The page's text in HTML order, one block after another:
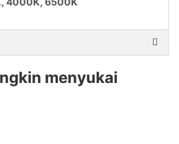
menyukai